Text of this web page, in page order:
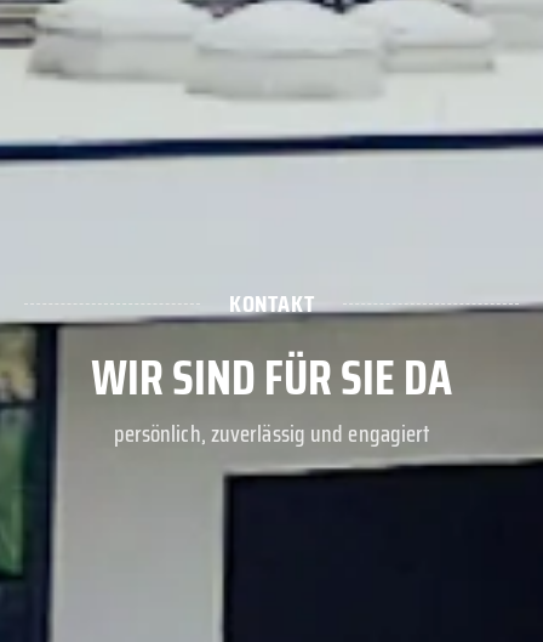
KONTAKT
WIR SIND FÜR SIE DA
persönlich, zuverlässig und engagiert